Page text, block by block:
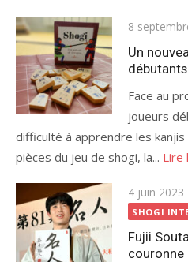
Publié
le
8
Un
Face au
joueurs
difficulté à apprendre les
pièces du jeu de shogi, la... Lire
Publié
le
4 juin 2023
SHOGI
Fujii
couronne